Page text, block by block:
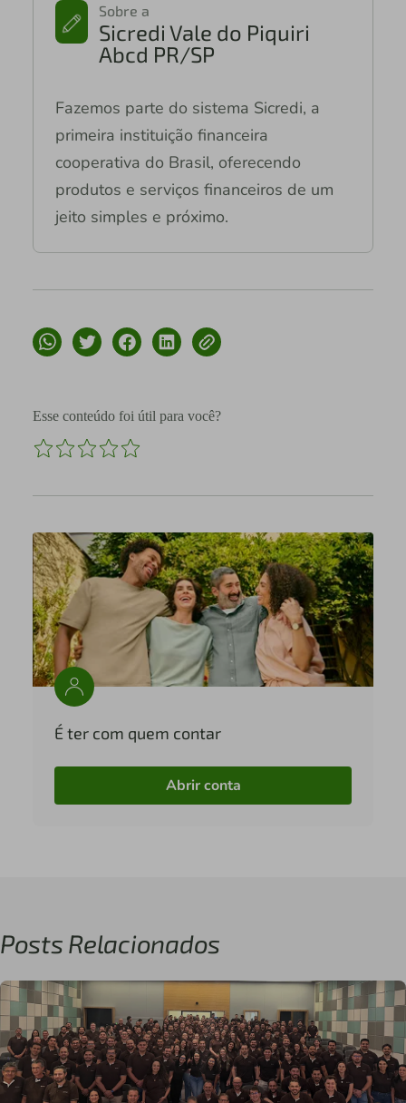
Sobre a
Sicredi Vale do Piquiri
Abcd PR/SP
Fazemos parte do sistema Sicredi, a
primeira instituição financeira
cooperativa do Brasil, oferecendo
produtos e serviços financeiros de um
jeito simples e próximo.
Esse conteúdo foi útil para você?
É ter com quem contar
Abrir conta
Posts Relacionados